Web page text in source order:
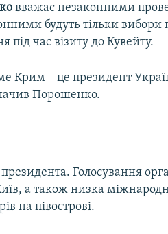
вважає незаконними
будуть тільки вибори
під час візиту до Кувейту.
Крим – це президент
Порошенко.
Голосування
а також низка
на півострові.